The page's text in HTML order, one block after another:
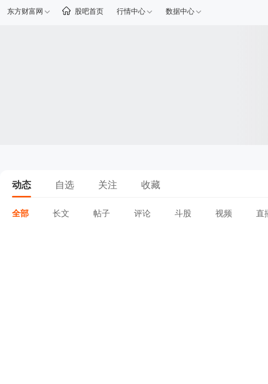
东方财富网 股吧首页 行情中心 数据中心
动态 自选 关注 收藏
全部 长文 帖子 评论 斗股 视频 直